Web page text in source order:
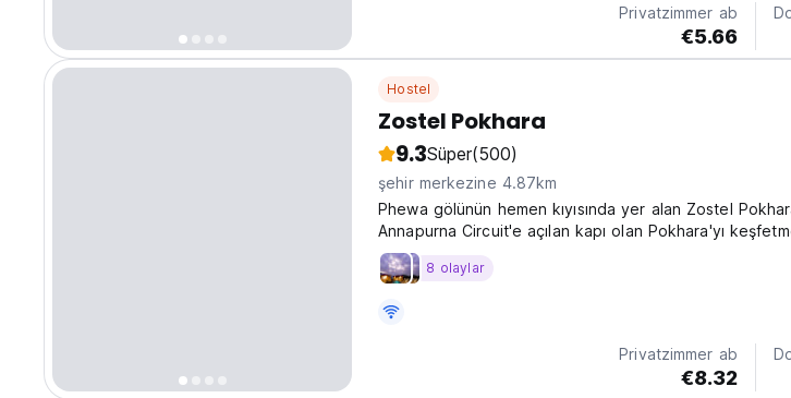
Privatzimmer ab
€5.66
Hostel
Zostel Pokhara
9.3Süper(500)
şehir merkezine 4.87km
Phewa gölünün hemen kıyısında yer alan Zostel
Annapurna Circuit'e açılan kapı olan Pokhara'yı
ve geniş bir sırt çantalı gezgin hostelidir.
8 olaylar
Privatzimmer ab
€8.32